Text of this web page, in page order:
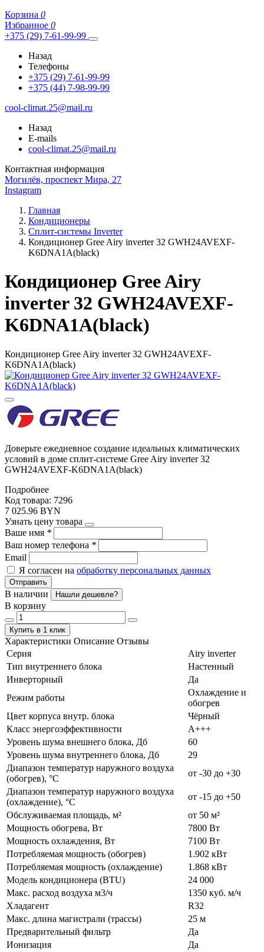
Корзина 0
Избранное 0
+375 (29) 7-61-99-99
Назад
Телефоны
+375 (29) 7-61-99-99
+375 (44) 7-98-99-99
cool-climat.25@mail.ru
Назад
E-mails
cool-climat.25@mail.ru
Контактная информация
Могилёв, проспект Мира, 27
Instagram
Главная
Кондиционеры
Сплит-системы Inverter
Кондиционер Gree Airy inverter 32 GWH24AVEXF-
K6DNA1A(black)
Кондиционер Gree Airy
inverter 32 GWH24AVEXF-
K6DNA1A(black)
Кондиционер Gree Airy inverter 32 GWH24AVEXF-
K6DNA1A(black)
Доверьте ежедневное создание идеальных климатических
условий в доме сплит-системе Gree Airy inverter 32
GWH24AVEXF-K6DNA1A(black)
Подробнее
Код товара: 7296
7 025.96 BYN
Узнать цену товара
Ваше имя *
Ваш номер телефона *
Email
Я согласен на обработку персональных данных
Отправить
В наличии Нашли дешевле?
В корзину
Купить в 1 клик
Характеристики Описание Отзывы
Серия
Airy inverter
Тип внутреннего блока
Настенный
Инверторный
Да
Режим работы
Охлаждение и
обогрев
Цвет корпуса внутр. блока
Чёрный
Класс энергоэффективности
А+++
Уровень шума внешнего блока, Дб
60
Уровень шума внутреннего блока, Дб
29
Диапазон температур наружного воздуха
(обогрев), °C
от -30 до +30
Диапазон температур наружного воздуха
(охлаждение), °C
от -15 до +50
Обслуживаемая площадь, м²
от 50 м²
Мощность обогрева, Вт
7800 Вт
Мощность охлаждения, Вт
7100 Вт
Потребляемая мощность (обогрев)
1.902 кВт
Потребляемая мощность (охлаждение)
1.868 кВт
Модель кондиционера (BTU)
24 000
Макс. расход воздуха м3/ч
1350 куб. м/ч
Хладагент
R32
Макс. длина магистрали (трассы)
25 м
Предварительный фильтр
Да
Ионизация
Да